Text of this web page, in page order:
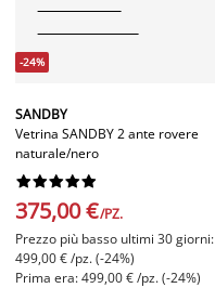
-24%
SANDBY
Vetrina SANDBY 2 ante rovere
naturale/nero






375,00 €/PZ.
Prezzo più basso ultimi 30 giorni:
499,00 € /pz. (-24%)
Prima era: 499,00 € /pz. (-24%)